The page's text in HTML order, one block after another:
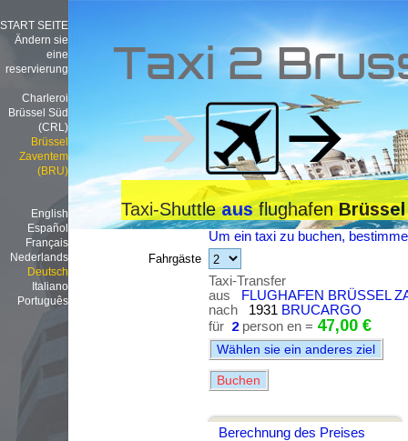
START SEITE
Ändern sie
eine
reservierung
Charleroi
Brüssel Süd
(CRL)
Brüssel
Zaventem
(BRU)
English
Español
Français
Nederlands
Deutsch
Italiano
Português
Taxi 2
Taxi-Shuttleausflughafen
Um ein taxi zu buchen,
Fahrgäste
Taxi-Transfer
aus FLUGHAFEN BRÜSSEL
nach 1931 BRUCARGO
für 2 person en = 47,00 €
Berechnung des Preises